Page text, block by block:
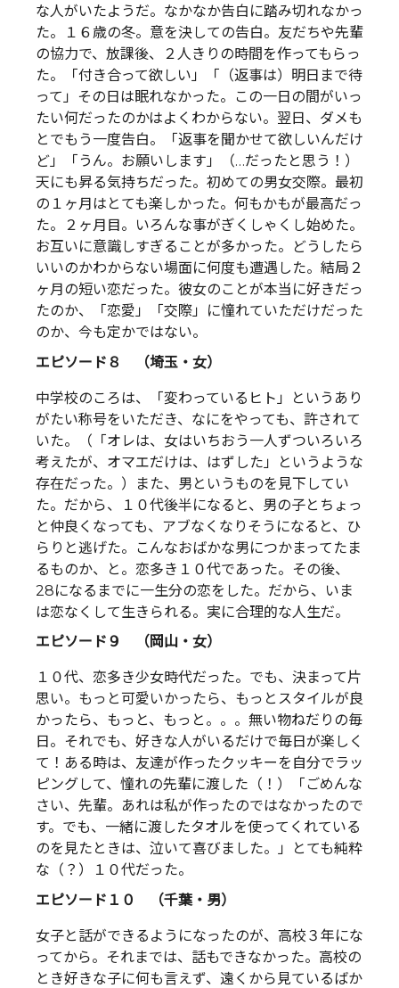
な人がいたようだ。なかなか告白に踏み切れなかっ
た。１６歳の冬。意を決しての告白。友だちや先輩
の協力で、放課後、２人きりの時間を作ってもらっ
た。「付き合って欲しい」「（返事は）明日まで待
って」その日は眠れなかった。この一日の間がいっ
たい何だったのかはよくわからない。翌日、ダメも
とでもう一度告白。「返事を聞かせて欲しいんだけ
ど」「うん。お願いします」（…だったと思う！）
天にも昇る気持ちだった。初めての男女交際。最初
の１ヶ月はとても楽しかった。何もかもが最高だっ
た。２ヶ月目。いろんな事がぎくしゃくし始めた。
お互いに意識しすぎることが多かった。どうしたら
いいのかわからない場面に何度も遭遇した。結局２
ヶ月の短い恋だった。彼女のことが本当に好きだっ
たのか、「恋愛」「交際」に憧れていただけだった
のか、今も定かではない。
エピソード８ （埼玉・女）
中学校のころは、「変わっているヒト」というあり
がたい称号をいただき、なにをやっても、許されて
いた。（「オレは、女はいちおう一人ずついろいろ
考えたが、オマエだけは、はずした」というような
存在だった。）また、男というものを見下してい
た。だから、１０代後半になると、男の子とちょっ
と仲良くなっても、アブなくなりそうになると、ひ
らりと逃げた。こんなおばかな男につかまってたま
るものか、と。恋多き１０代であった。その後、
28になるまでに一生分の恋をした。だから、いま
は恋なくして生きられる。実に合理的な人生だ。
エピソード９ （岡山・女）
１０代、恋多き少女時代だった。でも、決まって片
思い。もっと可愛いかったら、もっとスタイルが良
かったら、もっと、もっと。。。無い物ねだりの毎
日。それでも、好きな人がいるだけで毎日が楽しく
て！ある時は、友達が作ったクッキーを自分でラッ
ピングして、憧れの先輩に渡した（！）「ごめんな
さい、先輩。あれは私が作ったのではなかったので
す。でも、一緒に渡したタオルを使ってくれている
のを見たときは、泣いて喜びました。」とても純粋
な（？）１０代だった。
エピソード１０ （千葉・男）
女子と話ができるようになったのが、高校３年にな
ってから。それまでは、話もできなかった。高校の
とき好きな子に何も言えず、遠くから見ているばか